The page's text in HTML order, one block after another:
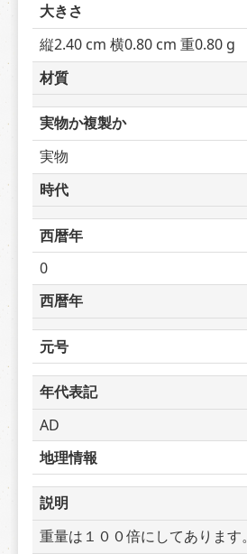
大きさ
縦2.40 cm 横0.80 cm 重0.80 g
材質
実物か複製か
実物
時代
西暦年
0
西暦年
元号
年代表記
AD
地理情報
説明
重量は１００倍にしてあります。